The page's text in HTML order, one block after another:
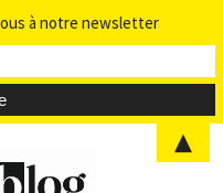
à notre newsletter
▲